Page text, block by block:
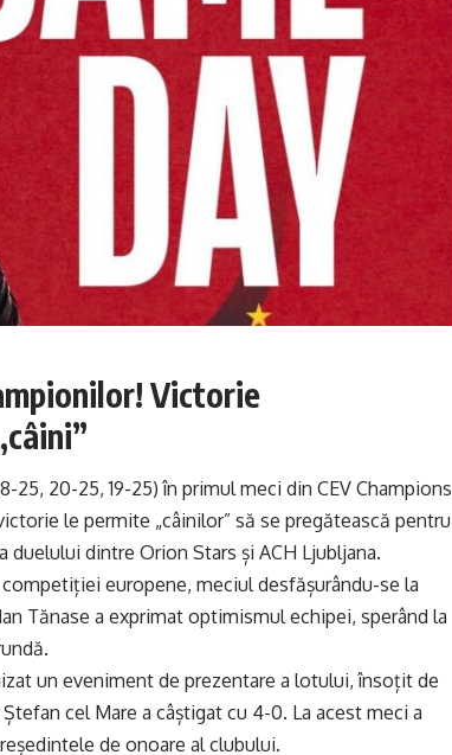
Victorie
25, 20-25, 19-25) în primul meci din CEV Champions
le permite „câinilor” să se pregătească pentru
dintre Orion Stars și ACH Ljubljana.
europene, meciul desfășurându-se la
Tănase a exprimat optimismul echipei, sperând la
un eveniment de prezentare a lotului, însoțit de
cel Mare a câștigat cu 4-0. La acest meci a
de onoare al clubului.